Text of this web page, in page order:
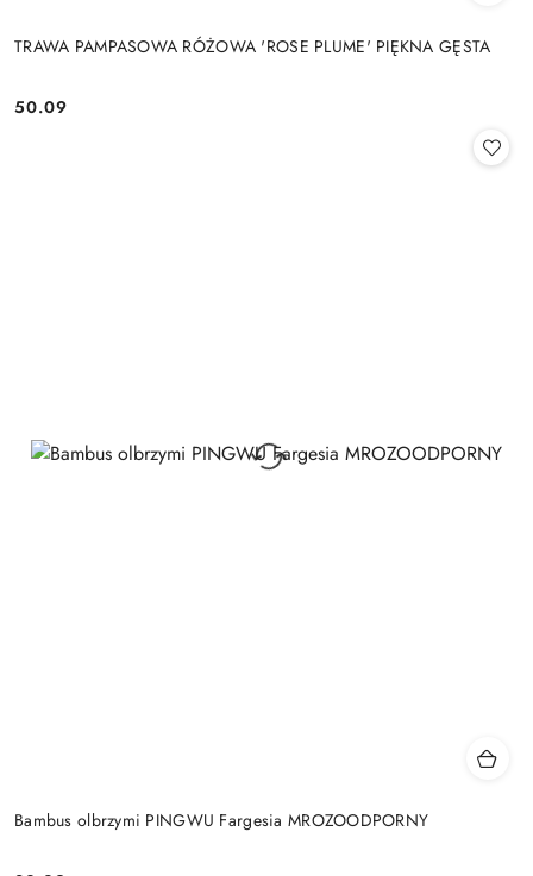
TRAWA PAMPASOWA RÓŻOWA 'ROSE PLUME' PIĘKNA GĘSTA
Cena:
50.09
Bambus olbrzymi PINGWU Fargesia MROZOODPORNY